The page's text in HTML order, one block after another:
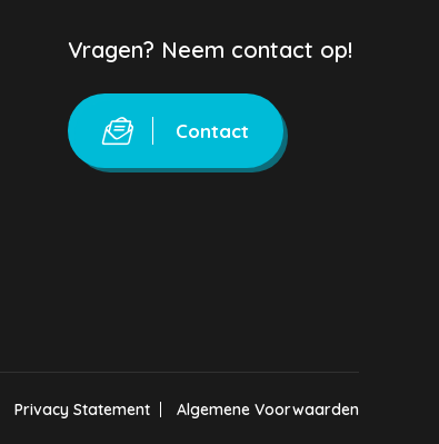
Vragen? Neem contact op!
Contact
Privacy Statement Algemene Voorwaarden